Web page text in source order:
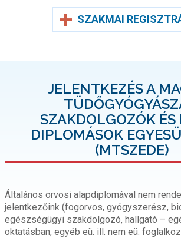
SZAKMAI
JELENTKEZÉS A
SZAKDOLGOZÓK ÉS
DIPLOMÁSOK
(MTSZEDE)
Általános orvosi alapdiplomával nem
jelentkezőink (fogorvos, gyógyszerész,
egészségügyi szakdolgozó, hallgató –
oktatásban, egyéb eü. ill. nem eü.